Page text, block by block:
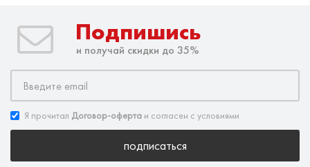
Подпишись
и получай скидки до 35%
Я прочитал Договор-оферта и согласен с условиями
подписаться